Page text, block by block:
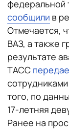
федеральной
сообщили в
Отмечается,
ВАЗ, а также
результате
ТАСС
того, по
17-летняя
Ранее на